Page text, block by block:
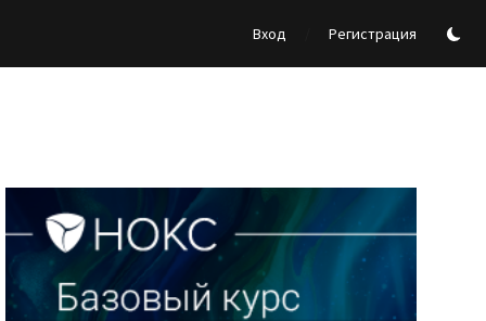
Вход Регистрация